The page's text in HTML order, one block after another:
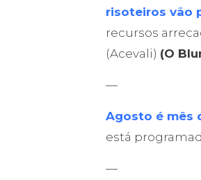
risoteiros vão
recursos
(Acevali) (O
—
Agosto é mês
está
—